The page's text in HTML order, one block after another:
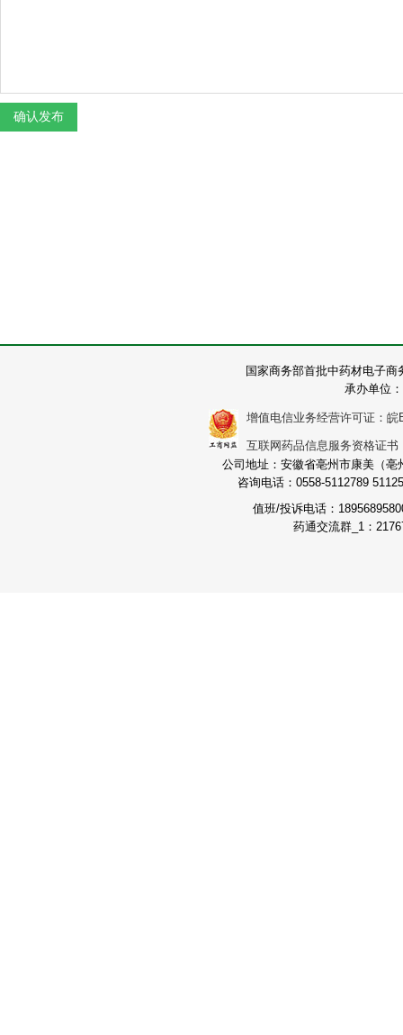
国家商务部首批中药材电子
承办单位
增值电信业务经营许可证：皖
互联网药品信息服务资格证
公司地址：安徽省亳州市康美（
咨询电话：0558-5112789
值班/投诉电话：
药通交流群_1：